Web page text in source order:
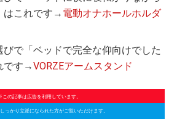
はこれです→ 電動オナホールホルダ
びで「ベッドで完全な仰向けでした
です→VORZEアームスタンド
この記事は広告を利用しています。
っかり立派になられた方がご覧いただけます。